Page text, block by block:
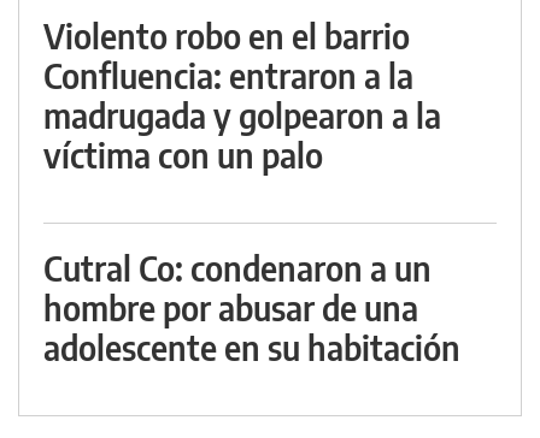
Violento robo en el barrio
Confluencia: entraron a la
madrugada y golpearon a la
víctima con un palo
Cutral Co: condenaron a un
hombre por abusar de una
adolescente en su habitación